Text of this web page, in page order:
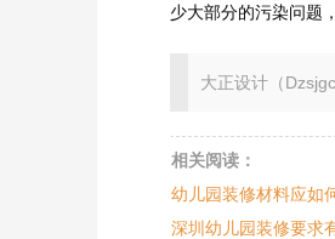
少大部分的污染问题
大正设计（
相关阅读：
幼儿园装修材料应如
深圳幼儿园装修要求